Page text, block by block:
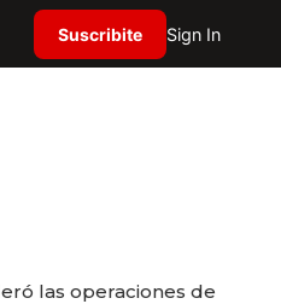
Suscribite Sign In
las operaciones de